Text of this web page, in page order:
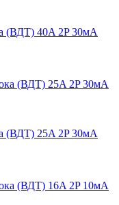
(ВДТ) 40A 2P 30мА
(ВДТ) 25A 2P 30мА